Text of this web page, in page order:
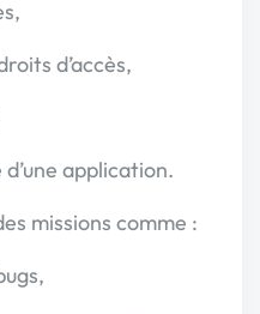
d’accès,
application.
missions comme :